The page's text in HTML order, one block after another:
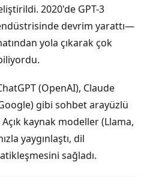
2020'de GPT-3
devrim yarattı—
yola çıkarak çok
(OpenAI), Claude
gibi sohbet arayüzlü
kaynak modeller (Llama,
yaygınlaştı, dil
sağladı.